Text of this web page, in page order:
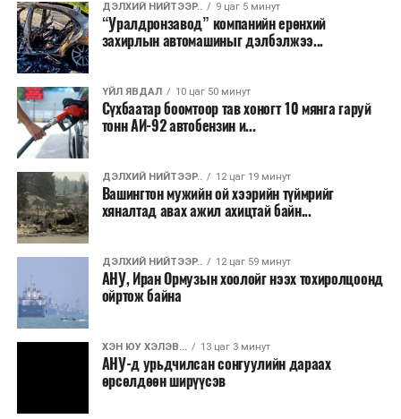
Ормузын хоолой дахин нээгдсэнээр дэлхийн газрын
тосны нийлүүлэлт хэвийн болж, эрчим хүчний зах
зээлд үүсээд буй дарамт буурах боломжтой гэж
шинжээчид үзэж байна. Гэвч бүс нутгийн аюулгүй
байдлын нөхцөл байдал тогтворжоогүй бөгөөд
хэлэлцээр эцэслэн батлагдах хүртэл тодорхойгүй
байдал үргэлжилсээр байгаа юм.
ДЭЛХИЙ НИЙТЭЭР.. 9 цаг 5 минут
“Уралдронзавод” компанийн ерөнхий
захирлын автомашиныг дэлбэлжээ...
ҮЙЛ ЯВДАЛ 10 цаг 50 минут
Сүхбаатар боомтоор тав хоногт 10 мянга гаруй
тонн АИ-92 автобензин и...
ДЭЛХИЙ НИЙТЭЭР.. 12 цаг 19 минут
Вашингтон мужийн ой хээрийн түймрийг
хяналтад авах ажил ахицтай байн...
ДЭЛХИЙ НИЙТЭЭР.. 12 цаг 59 минут
АНУ, Иран Ормузын хоолойг нээх тохиролцоонд
ойртож байна
ХЭН ЮУ ХЭЛЭВ... 13 цаг 3 минут
АНУ-д урьдчилсан сонгуулийн дараах
өрсөлдөөн ширүүсэв